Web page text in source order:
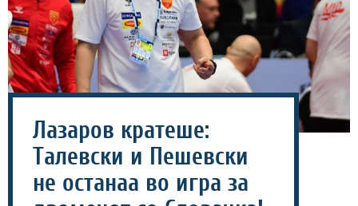
Лазаров кратеше:
Талевски и Пешевски
не останаа во игра за